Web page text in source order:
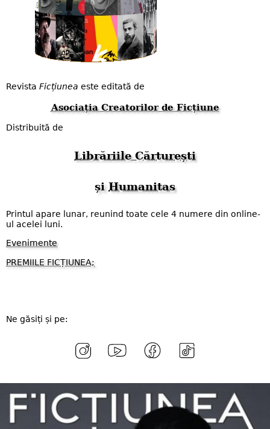
Revista Ficțiunea este editată de
Asociația Creatorilor de Ficțiune
Distribuită de
Librăriile Cărturești
șiHumanitas
Printul apare lunar, reunind toate cele 4 numere din online-
ul acelei luni.
Evenimente
PREMIILE FICȚIUNEA;
Ne găsiți și pe: